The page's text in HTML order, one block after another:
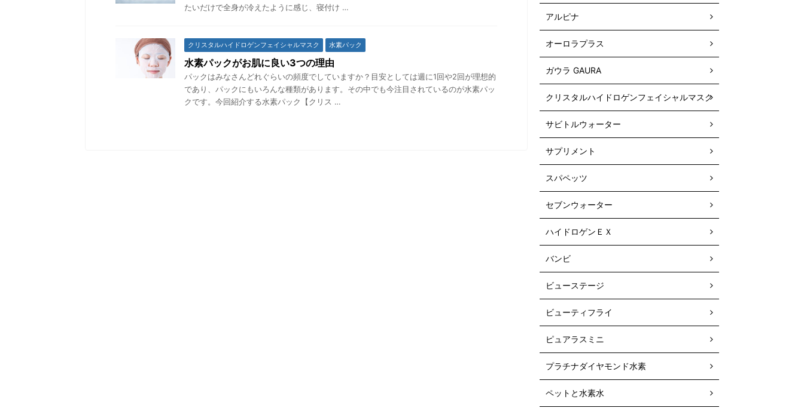
たいだけで全身が冷えたように感じ、寝付け …
クリスタルハイドロゲンフェイシャルマスク 水素パック
水素パックがお肌に良い3つの理由
パックはみなさんどれぐらいの頻度でしていますか？目安としては週に1回や2回が理想的
であり、パックにもいろんな種類があります。その中でも今注目されているのが水素パッ
クです。今回紹介する水素パック【クリス …
アルピナ
オーロラプラス
ガウラ GAURA
クリスタルハイドロゲンフェイシャルマスク
サビトルウォーター
サプリメント
スパペッツ
セブンウォーター
ハイドロゲンＥＸ
バンビ
ビューステージ
ビューティフライ
ピュアラスミニ
プラチナダイヤモンド水素
ペットと水素水